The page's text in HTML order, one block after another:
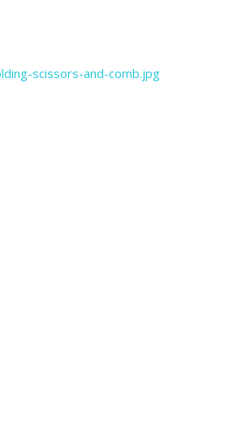
scissors-and-comb.jpg